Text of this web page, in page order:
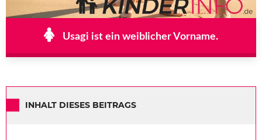
Usagi ist ein weiblicher Vorname.
INHALT DIESES BEITRAGS